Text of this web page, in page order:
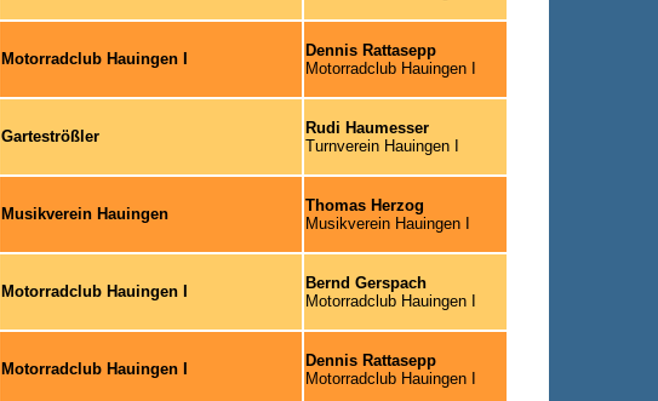
Motorradclub Hauingen I
Dennis Rattasepp
Motorradclub Hauingen I
Garteströßler
Rudi Haumesser
Turnverein Hauingen I
Musikverein Hauingen
Thomas Herzog
Musikverein Hauingen I
Motorradclub Hauingen I
Bernd Gerspach
Motorradclub Hauingen I
Motorradclub Hauingen I
Dennis Rattasepp
Motorradclub Hauingen I